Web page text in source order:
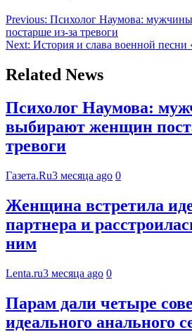
Previous: Психолог Наумова:
постарше из-за тревоги
Next: История и слава военной
Related News
Психолог Наумова:
выбирают женщин
тревоги
Газета.Ru3 месяца ago 0
Женщина встретила
партнера и
ним
Lenta.ru3 месяца ago 0
Парам дали четыре
идеального анального